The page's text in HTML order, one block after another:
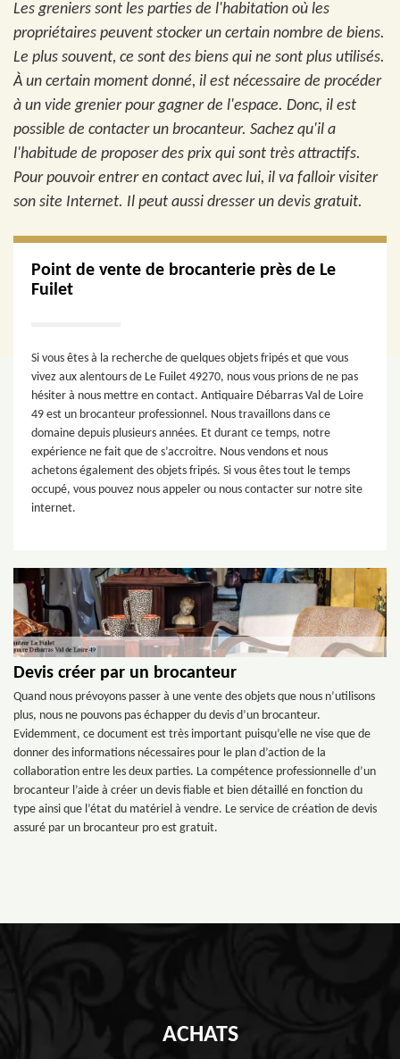
Les greniers sont les parties de l'habitation où les
propriétaires peuvent stocker un certain nombre de biens.
Le plus souvent, ce sont des biens qui ne sont plus utilisés.
À un certain moment donné, il est nécessaire de procéder
à un vide grenier pour gagner de l'espace. Donc, il est
possible de contacter un brocanteur. Sachez qu'il a
l'habitude de proposer des prix qui sont très attractifs.
Pour pouvoir entrer en contact avec lui, il va falloir visiter
son site Internet. Il peut aussi dresser un devis gratuit.
Point de vente de brocanterie près de Le
Fuilet
Si vous êtes à la recherche de quelques objets fripés et que vous
vivez aux alentours de Le Fuilet 49270, nous vous prions de ne pas
hésiter à nous mettre en contact. Antiquaire Débarras Val de Loire
49 est un brocanteur professionnel. Nous travaillons dans ce
domaine depuis plusieurs années. Et durant ce temps, notre
expérience ne fait que de s’accroitre. Nous vendons et nous
achetons également des objets fripés. Si vous êtes tout le temps
occupé, vous pouvez nous appeler ou nous contacter sur notre site
internet.
Devis créer par un brocanteur
Quand nous prévoyons passer à une vente des objets que nous n’utilisons
plus, nous ne pouvons pas échapper du devis d’un brocanteur.
Evidemment, ce document est très important puisqu’elle ne vise que de
donner des informations nécessaires pour le plan d’action de la
collaboration entre les deux parties. La compétence professionnelle d’un
brocanteur l’aide à créer un devis fiable et bien détaillé en fonction du
type ainsi que l’état du matériel à vendre. Le service de création de devis
assuré par un brocanteur pro est gratuit.
ACHATS